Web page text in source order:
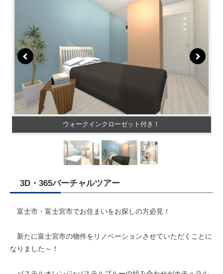
ウォークインクローゼット付き！
3D・365バーチャルツアー
富士市・富士宮市でお住まいをお探しの方必見！
新たに富士宮市の物件をリノベーションさせていただくことに
なりました～！